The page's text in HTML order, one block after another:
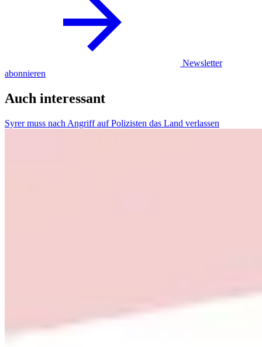
Newsletter
abonnieren
Auch interessant
Syrer muss nach Angriff auf Polizisten das Land verlassen